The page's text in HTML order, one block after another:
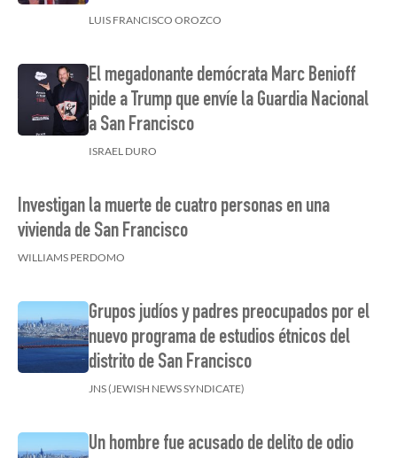
LUIS FRANCISCO OROZCO
El megadonante demócrata Marc Benioff
pide a Trump que envíe la Guardia Nacional
a San Francisco
ISRAEL DURO
Investigan la muerte de cuatro personas en una
vivienda de San Francisco
WILLIAMS PERDOMO
Grupos judíos y padres preocupados por el
nuevo programa de estudios étnicos del
distrito de San Francisco
JNS (JEWISH NEWS SYNDICATE)
Un hombre fue acusado de delito de odio